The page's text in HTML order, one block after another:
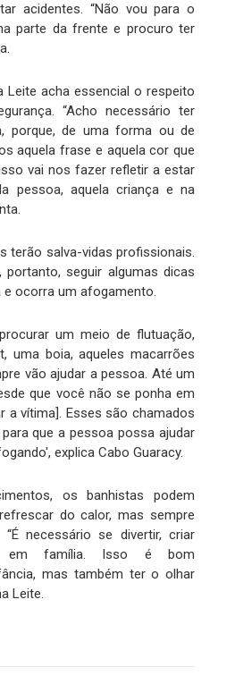
acidentes. “Não vou para o
parte da frente e procuro ter
Leite acha essencial o respeito
“Acho necessário ter
porque, de uma forma ou de
aquela frase e aquela cor que
vai nos fazer refletir a estar
pessoa, aquela criança e na
terão salva-vidas profissionais.
portanto, seguir algumas dicas
ocorra um afogamento.
um meio de flutuação,
uma boia, aqueles macarrões
vão ajudar a pessoa. Até um
que você não se ponha em
a vítima]. Esses são chamados
que a pessoa possa ajudar
explica Cabo Guaracy.
os banhistas podem
do calor, mas sempre
necessário se divertir, criar
em família. Isso é bom
mas também ter o olhar
Leite.